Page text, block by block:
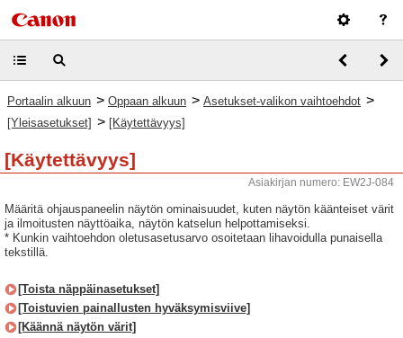
Portaalin alkuun > Oppaan alkuun > Asetukset-valikon vaihtoehdot >
[Yleisasetukset] > [Käytettävyys]
[Käytettävyys]
Asiakirjan numero: EW2J-084
Määritä ohjauspaneelin näytön ominaisuudet, kuten näytön käänteiset värit
ja ilmoitusten näyttöaika, näytön katselun helpottamiseksi.
* Kunkin vaihtoehdon oletusasetusarvo osoitetaan lihavoidulla punaisella
tekstillä.
[Toista näppäinasetukset]
[Toistuvien painallusten hyväksymisviive]
[Käännä näytön värit]